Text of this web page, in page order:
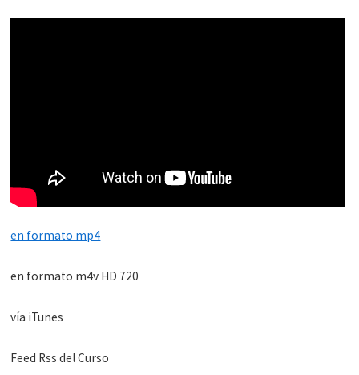
en formato mp4
en formato m4v HD 720
vía iTunes
Feed Rss del Curso